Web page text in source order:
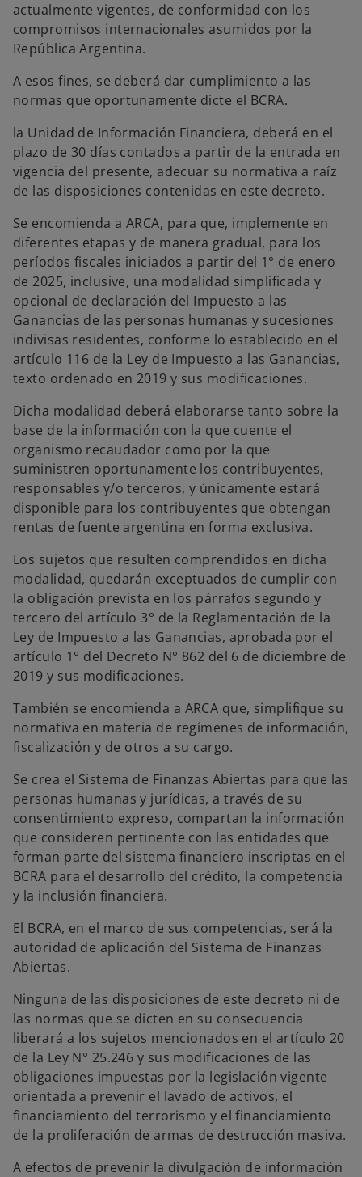
actualmente vigentes, de conformidad con los
compromisos internacionales asumidos por la
República Argentina.
A esos fines, se deberá dar cumplimiento a las
normas que oportunamente dicte el BCRA.
la Unidad de Información Financiera, deberá en el
plazo de 30 días contados a partir de la entrada en
vigencia del presente, adecuar su normativa a raíz
de las disposiciones contenidas en este decreto.
Se encomienda a ARCA, para que, implemente en
diferentes etapas y de manera gradual, para los
períodos fiscales iniciados a partir del 1° de enero
de 2025, inclusive, una modalidad simplificada y
opcional de declaración del Impuesto a las
Ganancias de las personas humanas y sucesiones
indivisas residentes, conforme lo establecido en el
artículo 116 de la Ley de Impuesto a las Ganancias,
texto ordenado en 2019 y sus modificaciones.
Dicha modalidad deberá elaborarse tanto sobre la
base de la información con la que cuente el
organismo recaudador como por la que
suministren oportunamente los contribuyentes,
responsables y/o terceros, y únicamente estará
disponible para los contribuyentes que obtengan
rentas de fuente argentina en forma exclusiva.
Los sujetos que resulten comprendidos en dicha
modalidad, quedarán exceptuados de cumplir con
la obligación prevista en los párrafos segundo y
tercero del artículo 3° de la Reglamentación de la
Ley de Impuesto a las Ganancias, aprobada por el
artículo 1° del Decreto N° 862 del 6 de diciembre de
2019 y sus modificaciones.
También se encomienda a ARCA que, simplifique su
normativa en materia de regímenes de información,
fiscalización y de otros a su cargo.
Se crea el Sistema de Finanzas Abiertas para que las
personas humanas y jurídicas, a través de su
consentimiento expreso, compartan la información
que consideren pertinente con las entidades que
forman parte del sistema financiero inscriptas en el
BCRA para el desarrollo del crédito, la competencia
y la inclusión financiera.
El BCRA, en el marco de sus competencias, será la
autoridad de aplicación del Sistema de Finanzas
Abiertas.
Ninguna de las disposiciones de este decreto ni de
las normas que se dicten en su consecuencia
liberará a los sujetos mencionados en el artículo 20
de la Ley N° 25.246 y sus modificaciones de las
obligaciones impuestas por la legislación vigente
orientada a prevenir el lavado de activos, el
financiamiento del terrorismo y el financiamiento
de la proliferación de armas de destrucción masiva.
A efectos de prevenir la divulgación de información